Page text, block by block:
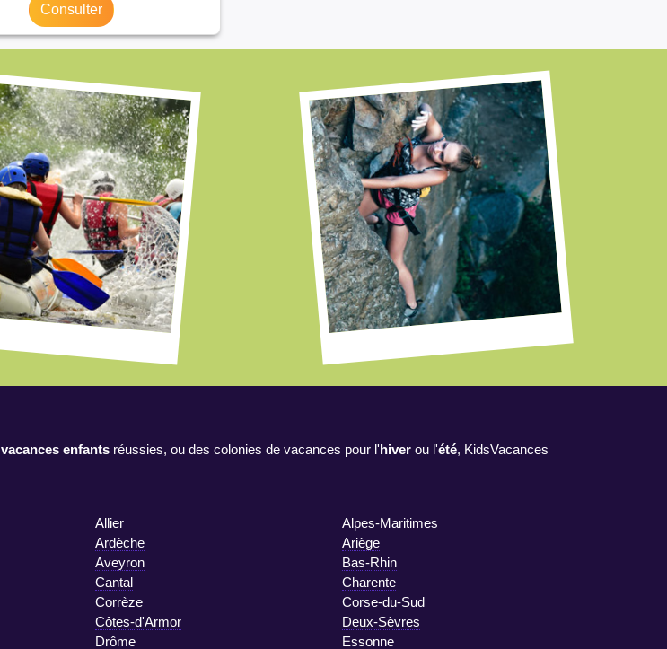
Consulter
vacances enfants réussies, ou des colonies de vacances pour l'hiver ou l'été, KidsVacances
Allier
Alpes-Maritimes
Ardèche
Ariège
Aveyron
Bas-Rhin
Cantal
Charente
Corrèze
Corse-du-Sud
Côtes-d'Armor
Deux-Sèvres
Drôme
Essonne